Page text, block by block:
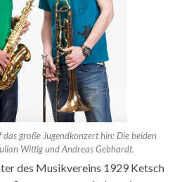
große Jugendkonzert hin: Die beiden
Wittig und Andreas Gebhardt.
des Musikvereins 1929 Ketsch